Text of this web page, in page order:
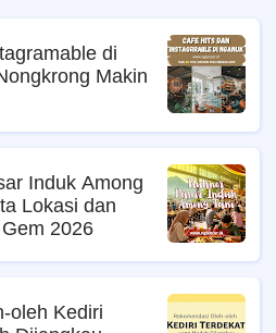
di
Makin
Induk Among
Lokasi dan
2026
oleh Kediri